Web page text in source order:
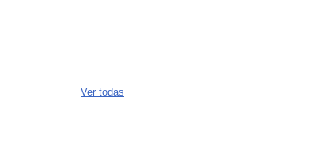
Ver todas